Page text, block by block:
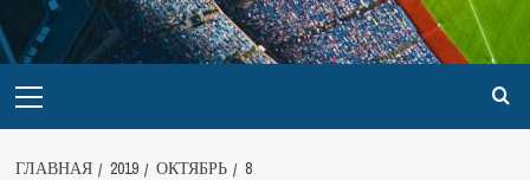
ГЛАВНАЯ 2019 ОКТЯБРЬ 8